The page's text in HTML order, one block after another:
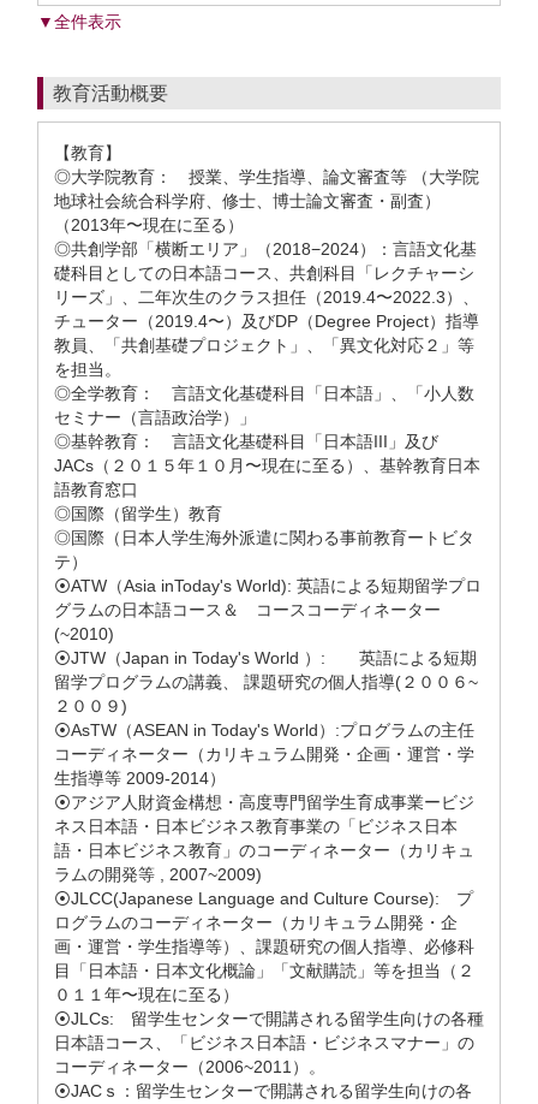
▼全件表示
教育活動概要
【教育】
◎大学院教育： 授業、学生指導、論文審査等 （大学院
地球社会統合科学府、修士、博士論文審査・副査）
（2013年〜現在に至る）
◎共創学部「横断エリア」（2018−2024）：言語文化基
礎科目としての日本語コース、共創科目「レクチャーシ
リーズ」、二年次生のクラス担任（2019.4〜2022.3）、
チューター（2019.4〜）及びDP（Degree Project）指導
教員、「共創基礎プロジェクト」、「異文化対応２」等
を担当。
◎全学教育： 言語文化基礎科目「日本語」、「小人数
セミナー（言語政治学）」
◎基幹教育： 言語文化基礎科目「日本語III」及び
JACs（２０１５年１０月〜現在に至る）、基幹教育日本
語教育窓口
◎国際（留学生）教育
◎国際（日本人学生海外派遣に関わる事前教育ートビタ
テ）
⦿ATW（Asia inToday's World): 英語による短期留学プロ
グラムの日本語コース＆ コースコーディネーター
(~2010)
⦿JTW（Japan in Today's World ）: 英語による短期
留学プログラムの講義、 課題研究の個人指導(２００６~
２００９)
⦿AsTW（ASEAN in Today's World）:プログラムの主任
コーディネーター（カリキュラム開発・企画・運営・学
生指導等 2009-2014）
⦿アジア人財資金構想・高度専門留学生育成事業ービジ
ネス日本語・日本ビジネス教育事業の「ビジネス日本
語・日本ビジネス教育」のコーディネーター（カリキュ
ラムの開発等 , 2007~2009)
⦿JLCC(Japanese Language and Culture Course): プ
ログラムのコーディネーター（カリキュラム開発・企
画・運営・学生指導等）、課題研究の個人指導、必修科
目「日本語・日本文化概論」「文献購読」等を担当（２
０１１年〜現在に至る）
⦿JLCs: 留学生センターで開講される留学生向けの各種
日本語コース、「ビジネス日本語・ビジネスマナー」の
コーディネーター（2006~2011）。
⦿JACｓ：留学生センターで開講される留学生向けの各